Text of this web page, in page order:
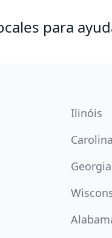
para
Ilinóis
Georgia